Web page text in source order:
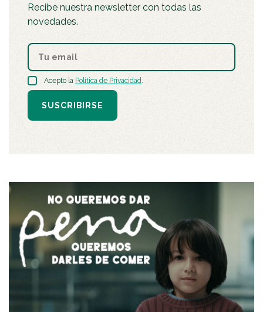
Recibe nuestra newsletter con todas las
novedades.
Acepto la Política de Privacidad.
SUSCRIBIRSE